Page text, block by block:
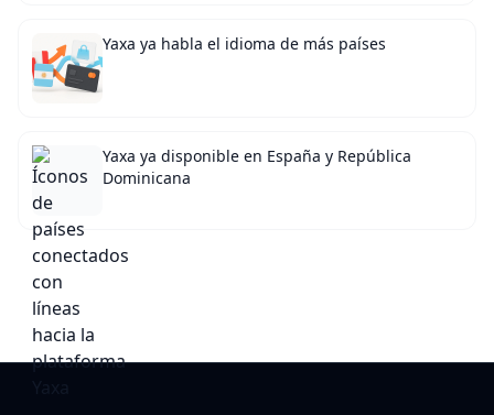
Yaxa ya habla el idioma de más países
Yaxa ya disponible en España y República
Dominicana